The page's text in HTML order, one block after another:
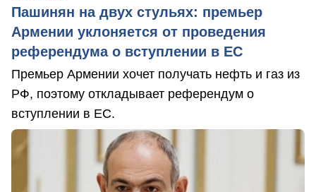
Пашинян на двух стульях: премьер
Армении уклоняется от проведения
референдума о вступлении в ЕС
Премьер Армении хочет получать нефть и газ из
РФ, поэтому откладывает референдум о
вступлении в ЕС.